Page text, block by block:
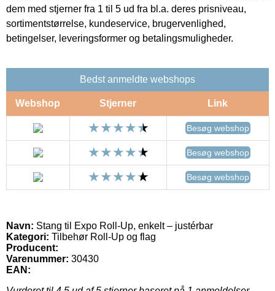
dem med stjerner fra 1 til 5 ud fra bl.a. deres prisniveau,
sortimentstørrelse, kundeservice, brugervenlighed,
betingelser, leveringsformer og betalingsmuligheder.
Bedst anmeldte webshops
Webshop Stjerner Link
Besøg webshop
Besøg webshop
Besøg webshop
Navn: Stang til Expo Roll-Up, enkelt – justérbar
Kategori: Tilbehør Roll-Up og flag
Producent:
Varenummer: 30430
EAN: